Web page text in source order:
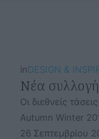
inDESIGN &
Νέα
Οι διεθνείς
Autumn Winter
26 Σεπτεμβρίου